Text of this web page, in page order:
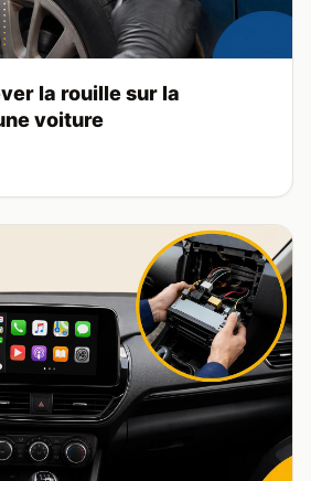
la rouille sur la
voiture